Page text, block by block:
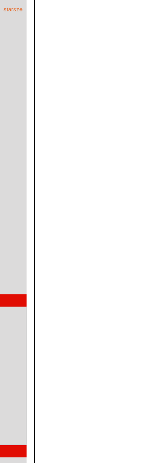
starsze